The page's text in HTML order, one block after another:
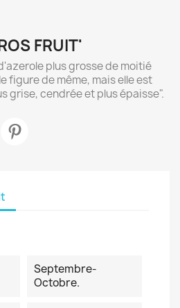
FRUIT'
plus grosse de moitié
figure de même, mais elle est
grise, cendrée et plus épaisse".
Septembre-
Octobre.